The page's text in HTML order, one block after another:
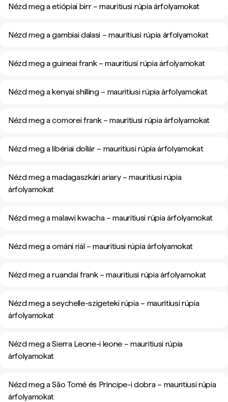
Nézd meg a etiópiai birr – mauritiusi rúpia árfolyamokat
Nézd meg a gambiai dalasi – mauritiusi rúpia árfolyamokat
Nézd meg a guineai frank – mauritiusi rúpia árfolyamokat
Nézd meg a kenyai shilling – mauritiusi rúpia árfolyamokat
Nézd meg a comorei frank – mauritiusi rúpia árfolyamokat
Nézd meg a libériai dollár – mauritiusi rúpia árfolyamokat
Nézd meg a madagaszkári ariary – mauritiusi rúpia
árfolyamokat
Nézd meg a malawi kwacha – mauritiusi rúpia árfolyamokat
Nézd meg a ománi riál – mauritiusi rúpia árfolyamokat
Nézd meg a ruandai frank – mauritiusi rúpia árfolyamokat
Nézd meg a seychelle-szigeteki rúpia – mauritiusi rúpia
árfolyamokat
Nézd meg a Sierra Leone-i leone – mauritiusi rúpia
árfolyamokat
Nézd meg a São Tomé és Príncipe-i dobra – mauritiusi rúpia
árfolyamokat